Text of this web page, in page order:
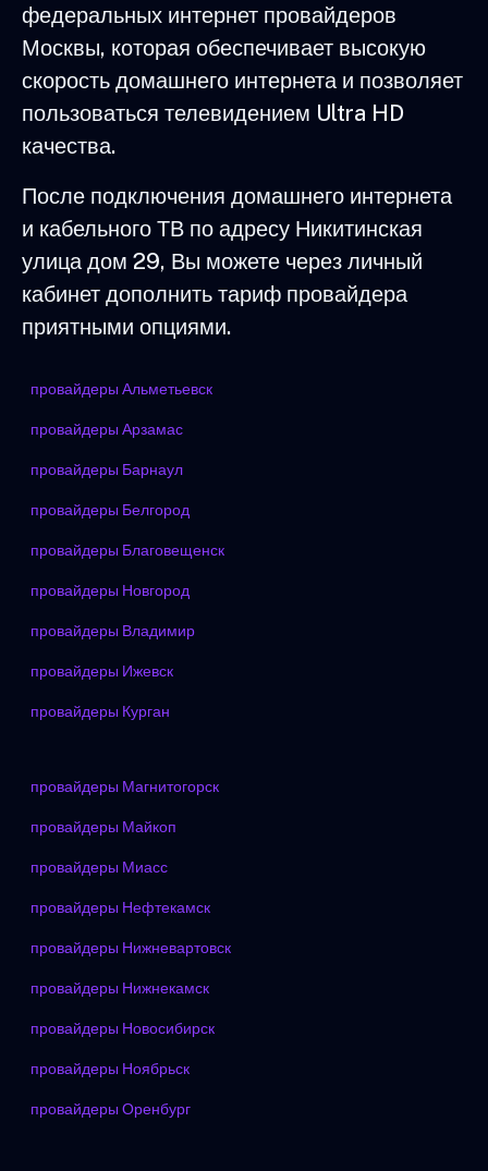
федеральных интернет провайдеров
Москвы, которая обеспечивает высокую
скорость домашнего интернета и позволяет
пользоваться телевидением Ultra HD
качества.
После подключения домашнего интернета
и кабельного ТВ по адресу Никитинская
улица дом 29, Вы можете через личный
кабинет дополнить тариф провайдера
приятными опциями.
провайдеры Альметьевск
провайдеры Арзамас
провайдеры Барнаул
провайдеры Белгород
провайдеры Благовещенск
провайдеры Новгород
провайдеры Владимир
провайдеры Ижевск
провайдеры Курган
провайдеры Магнитогорск
провайдеры Майкоп
провайдеры Миасс
провайдеры Нефтекамск
провайдеры Нижневартовск
провайдеры Нижнекамск
провайдеры Новосибирск
провайдеры Ноябрьск
провайдеры Оренбург